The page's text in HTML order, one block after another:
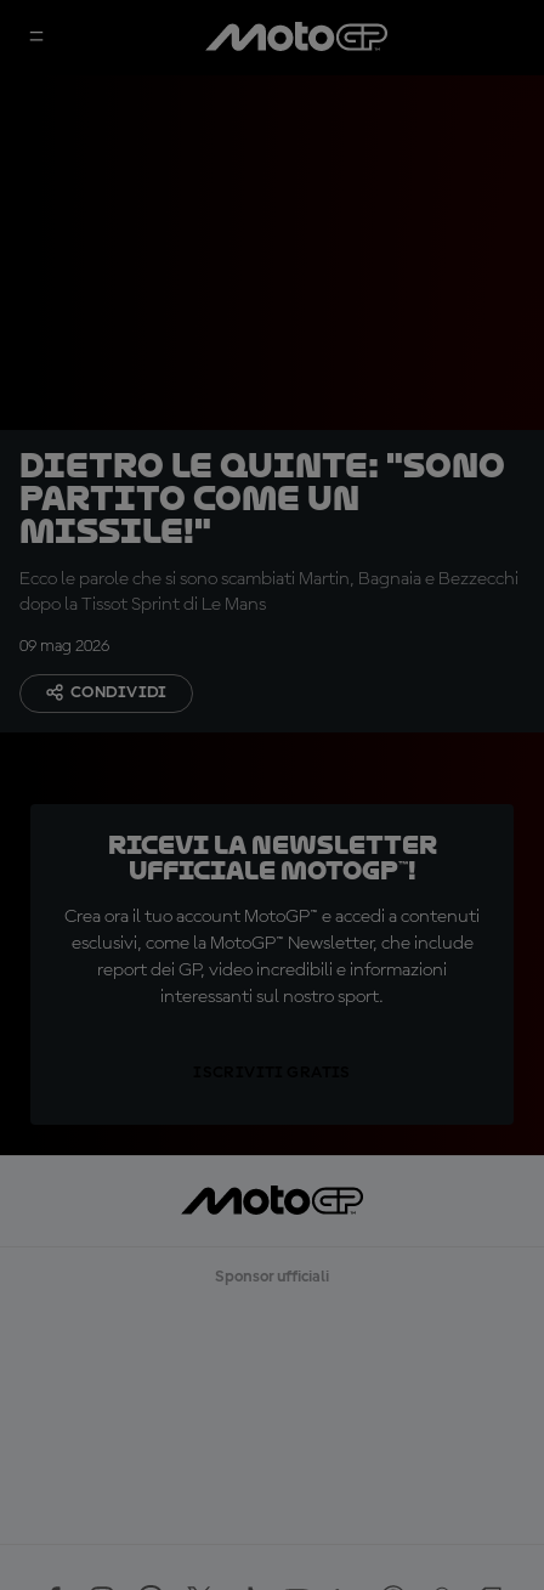
DIETRO LE QUINTE: "Sono
partito come un
missile!"
Ecco le parole che si sono scambiati Martin, Bagnaia e Bezzecchi
dopo la Tissot Sprint di Le Mans
09 mag 2026
CONDIVIDI
Ricevi la newsletter
ufficiale MotoGP™!
Crea ora il tuo account MotoGP™ e accedi a contenuti
esclusivi, come la MotoGP™ Newsletter, che include
report dei GP, video incredibili e informazioni
interessanti sul nostro sport.
Sponsor ufficiali